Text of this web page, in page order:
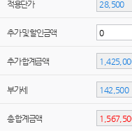
적용단가
추가 및 할인금액
추가 합계금액
부가세
총 합계금액